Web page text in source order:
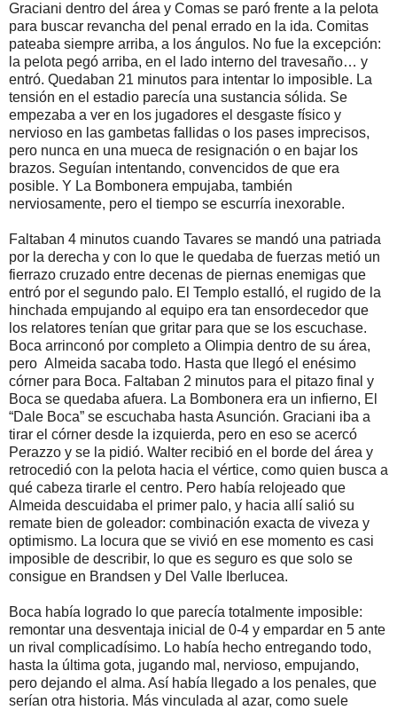
Graciani dentro del área y Comas se paró frente a la pelota
para buscar revancha del penal errado en la ida. Comitas
pateaba siempre arriba, a los ángulos. No fue la excepción:
la pelota pegó arriba, en el lado interno del travesaño… y
entró. Quedaban 21 minutos para intentar lo imposible. La
tensión en el estadio parecía una sustancia sólida. Se
empezaba a ver en los jugadores el desgaste físico y
nervioso en las gambetas fallidas o los pases imprecisos,
pero nunca en una mueca de resignación o en bajar los
brazos. Seguían intentando, convencidos de que era
posible. Y La Bombonera empujaba, también
nerviosamente, pero el tiempo se escurría inexorable.
Faltaban 4 minutos cuando Tavares se mandó una patriada
por la derecha y con lo que le quedaba de fuerzas metió un
fierrazo cruzado entre decenas de piernas enemigas que
entró por el segundo palo. El Templo estalló, el rugido de la
hinchada empujando al equipo era tan ensordecedor que
los relatores tenían que gritar para que se los escuchase.
Boca arrinconó por completo a Olimpia dentro de su área,
pero Almeida sacaba todo. Hasta que llegó el enésimo
córner para Boca. Faltaban 2 minutos para el pitazo final y
Boca se quedaba afuera. La Bombonera era un infierno, El
“Dale Boca” se escuchaba hasta Asunción. Graciani iba a
tirar el córner desde la izquierda, pero en eso se acercó
Perazzo y se la pidió. Walter recibió en el borde del área y
retrocedió con la pelota hacia el vértice, como quien busca a
qué cabeza tirarle el centro. Pero había relojeado que
Almeida descuidaba el primer palo, y hacia allí salió su
remate bien de goleador: combinación exacta de viveza y
optimismo. La locura que se vivió en ese momento es casi
imposible de describir, lo que es seguro es que solo se
consigue en Brandsen y Del Valle Iberlucea.
Boca había logrado lo que parecía totalmente imposible:
remontar una desventaja inicial de 0-4 y empardar en 5 ante
un rival complicadísimo. Lo había hecho entregando todo,
hasta la última gota, jugando mal, nervioso, empujando,
pero dejando el alma. Así había llegado a los penales, que
serían otra historia. Más vinculada al azar, como suele